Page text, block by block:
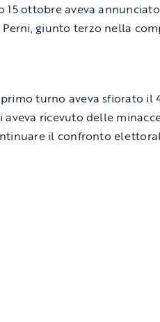
15 ottobre aveva
giunto terzo nella
turno aveva sfiorato il
aveva ricevuto delle
il confronto